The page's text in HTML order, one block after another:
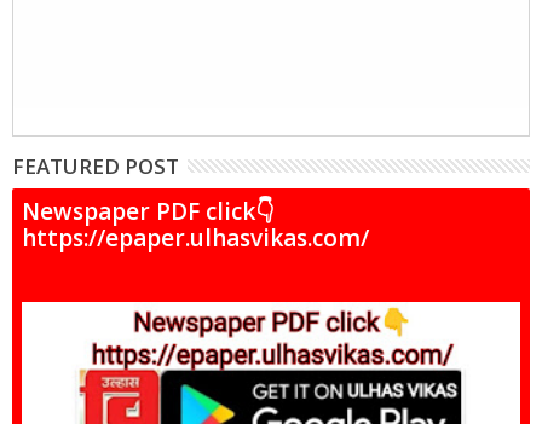
FEATURED POST
Newspaper PDF click👇
https://epaper.ulhasvikas.com/